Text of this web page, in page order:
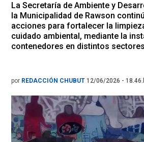
La Secretaría de Ambiente y
la Municipalidad de Rawson
acciones para fortalecer la
cuidado ambiental, mediante la
contenedores en distintos
por REDACCIÓN CHUBUT 12/06/2026 -